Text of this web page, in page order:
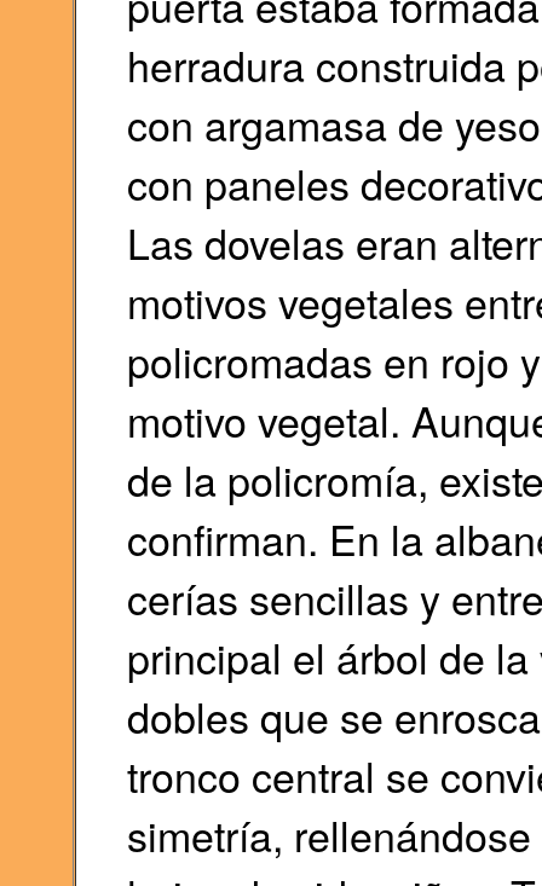
herradura construida
con argamasa de
con paneles
Las dovelas eran
motivos vegetales
policromadas en rojo
motivo vegetal.
de la policromía,
confirman. En la
cerías sencillas y
principal el árbol de
dobles que se
tronco central se
simetría,